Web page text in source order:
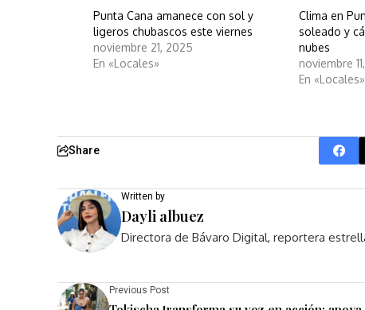
Punta Cana amanece con sol y
ligeros chubascos este viernes
noviembre 21, 2025
En «Locales»
Clima en
soleado y
nubes
noviembre
En «Locales»
Share
Written by
Dayli albuez
Directora de Bávaro Digital, reportera
Previous Post